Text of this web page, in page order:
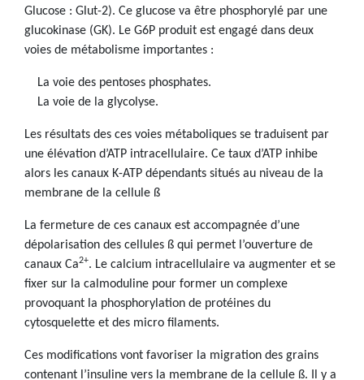
Glucose : Glut-2). Ce glucose va être phosphorylé par une
glucokinase (GK). Le G6P produit est engagé dans deux
voies de métabolisme importantes :
La voie des pentoses phosphates.
La voie de la glycolyse.
Les résultats des ces voies métaboliques se traduisent par
une élévation d’ATP intracellulaire. Ce taux d’ATP inhibe
alors les canaux K-ATP dépendants situés au niveau de la
membrane de la cellule ß
La fermeture de ces canaux est accompagnée d’une
dépolarisation des cellules ß qui permet l’ouverture de
canaux Ca2+. Le calcium intracellulaire va augmenter et se
fixer sur la calmoduline pour former un complexe
provoquant la phosphorylation de protéines du
cytosquelette et des micro filaments.
Ces modifications vont favoriser la migration des grains
contenant l’insuline vers la membrane de la cellule ß. Il y a